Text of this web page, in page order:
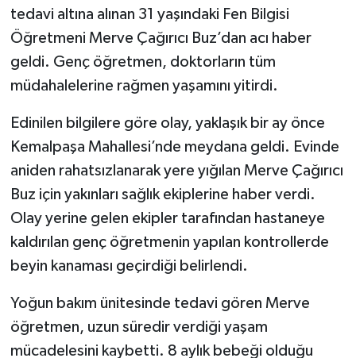
tedavi altına alınan 31 yaşındaki Fen Bilgisi
Öğretmeni Merve Çağırıcı Buz’dan acı haber
geldi. Genç öğretmen, doktorların tüm
müdahalelerine rağmen yaşamını yitirdi.
Edinilen bilgilere göre olay, yaklaşık bir ay önce
Kemalpaşa Mahallesi’nde meydana geldi. Evinde
aniden rahatsızlanarak yere yığılan Merve Çağırıcı
Buz için yakınları sağlık ekiplerine haber verdi.
Olay yerine gelen ekipler tarafından hastaneye
kaldırılan genç öğretmenin yapılan kontrollerde
beyin kanaması geçirdiği belirlendi.
Yoğun bakım ünitesinde tedavi gören Merve
öğretmen, uzun süredir verdiği yaşam
mücadelesini kaybetti. 8 aylık bebeği olduğu